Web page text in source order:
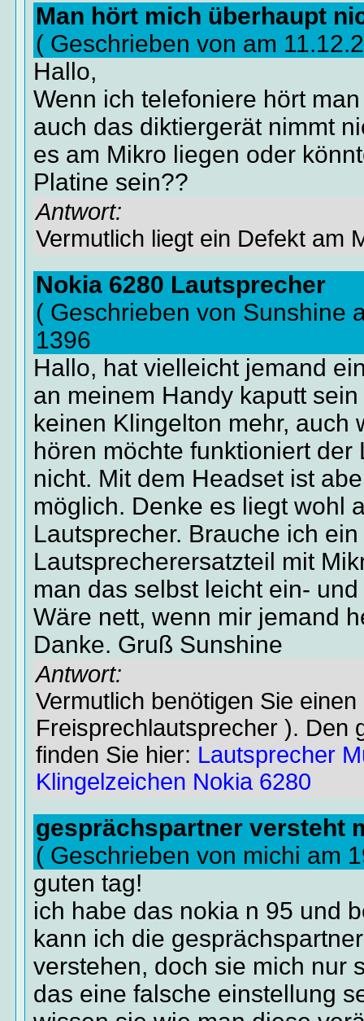
Man hört mich überhaupt
( Geschrieben von am
Hallo,
Wenn ich telefoniere hört
auch das diktiergerät nimmt
es am Mikro liegen oder
Platine sein??
Antwort:
Vermutlich liegt ein Defekt am
Nokia 6280 Lautsprecher
( Geschrieben von Sunshine
1396
Hallo, hat vielleicht jemand
an meinem Handy kaputt
keinen Klingelton mehr, auch
hören möchte funktioniert der
nicht. Mit dem Headset ist
möglich. Denke es liegt wohl
Lautsprecher. Brauche ich ein
Lautsprecherersatzteil mit
man das selbst leicht ein-
Wäre nett, wenn mir jemand
Danke. Gruß Sunshine
Antwort:
Vermutlich benötigen Sie
Freisprechlautsprecher ). Den
finden Sie hier: Lautsprecher
Klingelzeichen Nokia 6280
gesprächspartner versteht
( Geschrieben von michi am
guten tag!
ich habe das nokia n 95 und
kann ich die
verstehen, doch sie mich nur
das eine falsche einstellung